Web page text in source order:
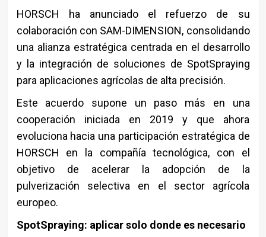
HORSCH ha anunciado el refuerzo de su
colaboración con SAM-DIMENSION, consolidando
una alianza estratégica centrada en el desarrollo
y la integración de soluciones de SpotSpraying
para aplicaciones agrícolas de alta precisión.
Este acuerdo supone un paso más en una
cooperación iniciada en 2019 y que ahora
evoluciona hacia una participación estratégica de
HORSCH en la compañía tecnológica, con el
objetivo de acelerar la adopción de la
pulverización selectiva en el sector agrícola
europeo.
SpotSpraying: aplicar solo donde es necesario